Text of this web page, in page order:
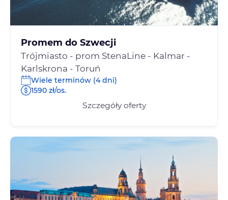
Promem do Szwecji
Trójmiasto - prom StenaLine - Kalmar -
Karlskrona - Toruń
Wiele terminów (4 dni)
1590 zł/os.
Szczegóły oferty